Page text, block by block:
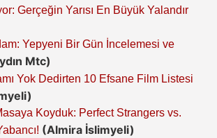
Gerçeğin Yarısı En Büyük Yalandır
Yepyeni Bir Gün İncelemesi ve
Mtc)
Yok Dedirten 10 Efsane Film Listesi
Koyduk: Perfect Strangers vs.
(Almira İslimyeli)